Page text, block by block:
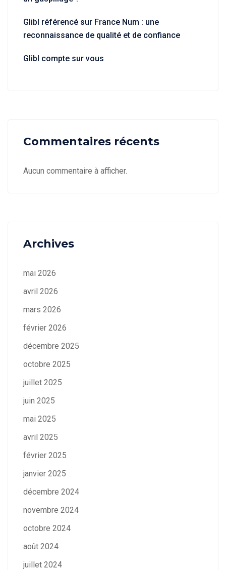
Glibl référencé sur France Num : une
reconnaissance de qualité et de confiance
Glibl compte sur vous
Commentaires récents
Aucun commentaire à afficher.
Archives
mai 2026
avril 2026
mars 2026
février 2026
décembre 2025
octobre 2025
juillet 2025
juin 2025
mai 2025
avril 2025
février 2025
janvier 2025
décembre 2024
novembre 2024
octobre 2024
août 2024
juillet 2024